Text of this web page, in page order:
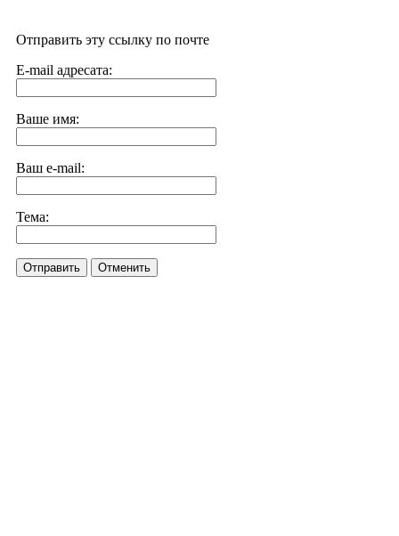
Отправить эту ссылку по почте
E-mail адресата:
Ваше имя:
Ваш e-mail:
Тема:
Отправить Отменить